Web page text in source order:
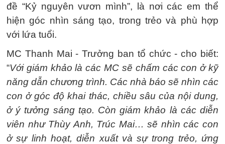
đề “Kỷ nguyên vươn mình”, là nơi các em thể
hiện góc nhìn sáng tạo, trong trẻo và phù hợp
với lứa tuổi.
MC Thanh Mai - Trưởng ban tổ chức - cho biết:
“Với giám khảo là các MC sẽ chấm các con ở kỹ
năng dẫn chương trình. Các nhà báo sẽ nhìn các
con ở góc độ khai thác, chiều sâu của nội dung,
ở ý tưởng sáng tạo. Còn giám khảo là các diễn
viên như Thùy Anh, Trúc Mai… sẽ nhìn các con
ở sự linh hoạt, diễn xuất và sự trong trẻo, ứng